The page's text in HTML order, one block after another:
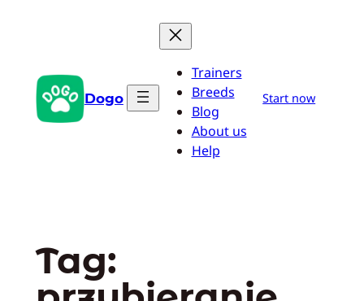
Dogo
Trainers
Breeds
Blog
About us
Help
Start now
Tag: